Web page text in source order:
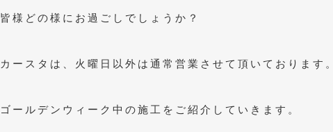
皆様どの様にお過ごしでしょうか？
カースタは、火曜日以外は通常営業させて頂いております。
ゴールデンウィーク中の施工をご紹介していきます。